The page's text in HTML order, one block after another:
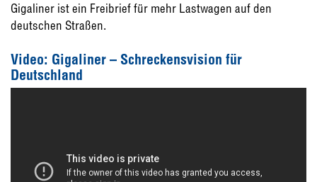
Gigaliner ist ein Freibrief für mehr Lastwagen auf den
deutschen Straßen.
Video: Gigaliner – Schreckensvision für
Deutschland